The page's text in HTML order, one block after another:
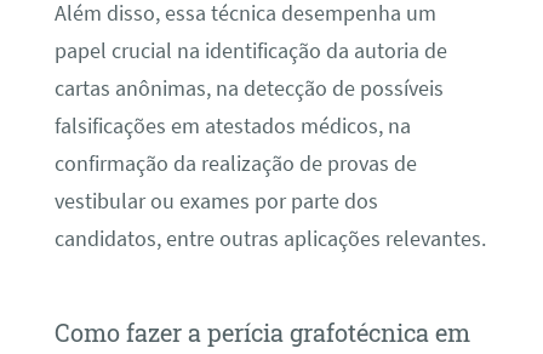
Além disso, essa técnica desempenha um
papel crucial na identificação da autoria de
cartas anônimas, na detecção de possíveis
falsificações em atestados médicos, na
confirmação da realização de provas de
vestibular ou exames por parte dos
candidatos, entre outras aplicações relevantes.
Como fazer a perícia grafotécnica em